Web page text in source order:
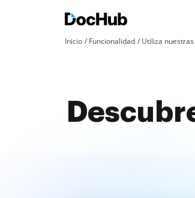
Inicio Funcionalidad Utiliza